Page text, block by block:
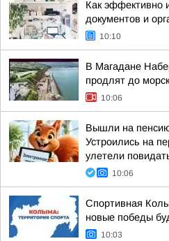
Как эффективно
документов и
10:10
В Магадане
продлят до
10:06
Вышли на
Устроились на
улетели
10:06
Спортивная
новые победы
10:03